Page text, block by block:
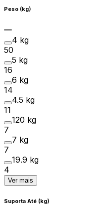
Peso (kg)
4 kg
50
5 kg
16
6 kg
14
4.5 kg
11
120 kg
7
7 kg
7
19.9 kg
4
Ver mais
Suporta Até (kg)